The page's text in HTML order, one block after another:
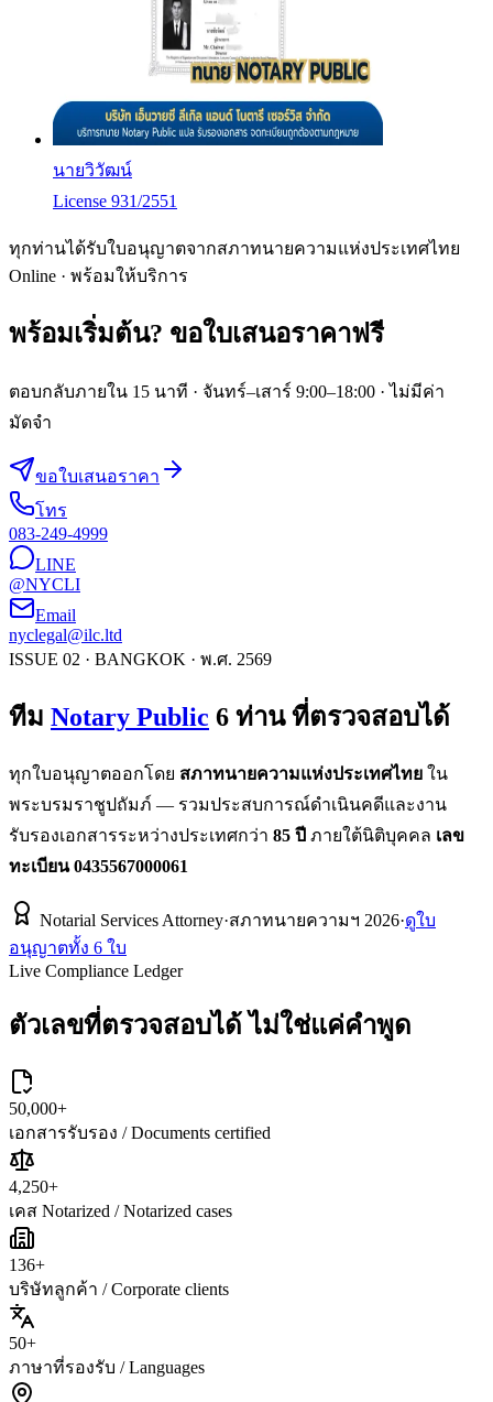
นายวิวัฒน์
License 931/2551
ทุกท่านได้รับใบอนุญาตจากสภาทนายความแห่งประเทศไทย
Online · พร้อมให้บริการ
พร้อมเริ่มต้น? ขอใบเสนอราคาฟรี
ตอบกลับภายใน 15 นาที · จันทร์–เสาร์ 9:00–18:00 · ไม่มีค่า
มัดจำ
ขอใบเสนอราคา
โทร
083-249-4999
LINE
@NYCLI
Email
nyclegal@ilc.ltd
ISSUE 02 · BANGKOK · พ.ศ. 2569
ทีม Notary Public 6 ท่าน ที่ตรวจสอบได้
ทุกใบอนุญาตออกโดย สภาทนายความแห่งประเทศไทย ใน
พระบรมราชูปถัมภ์ — รวมประสบการณ์ดำเนินคดีและงาน
รับรองเอกสารระหว่างประเทศกว่า 85 ปี ภายใต้นิติบุคคล เลข
ทะเบียน 0435567000061
Notarial Services Attorney·สภาทนายความฯ 2026·ดูใบ
อนุญาตทั้ง 6 ใบ
Live Compliance Ledger
ตัวเลขที่ตรวจสอบได้ ไม่ใช่แค่คำพูด
50,000+
เอกสารรับรอง / Documents certified
4,250+
เคส Notarized / Notarized cases
136+
บริษัทลูกค้า / Corporate clients
50+
ภาษาที่รองรับ / Languages